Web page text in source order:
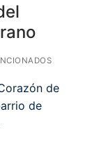
de
de